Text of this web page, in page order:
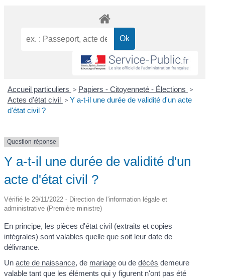
Accueil particuliers > Papiers - Citoyenneté - Élections >
Actes d'état civil > Y a-t-il une durée de validité d'un acte
d'état civil ?
Question-réponse
Y a-t-il une durée de validité d'un
acte d'état civil ?
Vérifié le 29/11/2022 - Direction de l'information légale et
administrative (Première ministre)
En principe, les pièces d'état civil (extraits et copies
intégrales) sont valables quelle que soit leur date de
délivrance.
Unacte de naissance, de mariage ou dedécès demeure
valable tant que les éléments qui y figurent n'ont pas été